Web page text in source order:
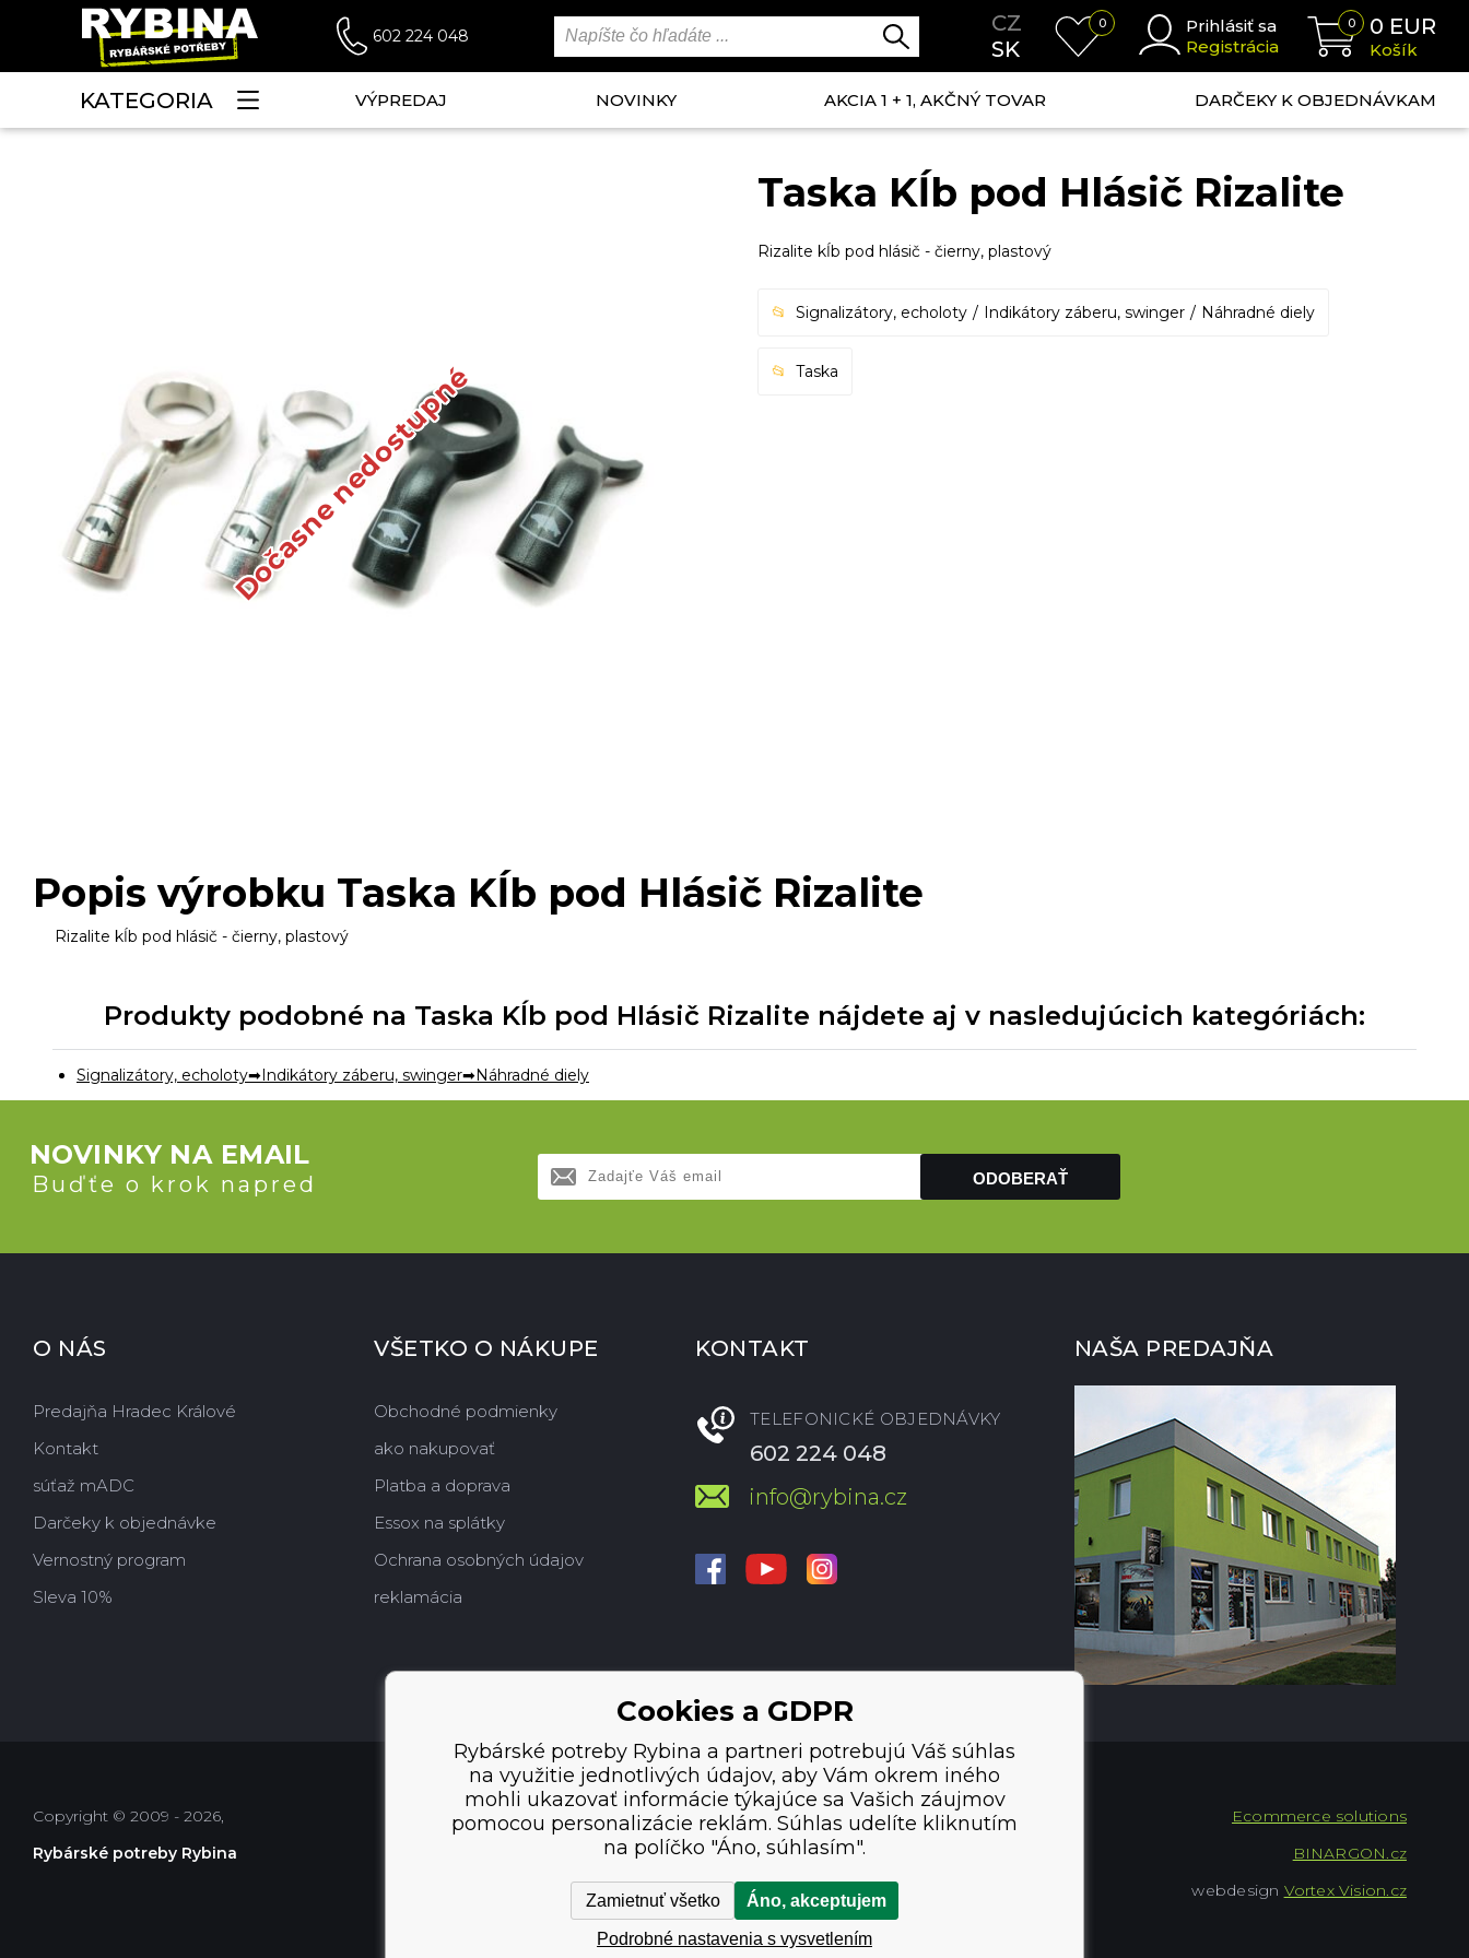
602 224 048
CZ
SK
0
Prihlásiť sa
Registrácia
0 0 EUR
Košík
KATEGORIA VÝPREDAJ NOVINKY AKCIA 1 + 1, AKČNÝ TOVAR DARČEKY K OBJEDNÁVKAM
Dočasne nedostupné
Taska Kĺb pod Hlásič Rizalite
Rizalite kĺb pod hlásič - čierny, plastový
Signalizátory, echoloty Indikátory záberu, swinger Náhradné diely
Taska
Popis výrobku Taska Kĺb pod Hlásič Rizalite
Rizalite kĺb pod hlásič - čierny, plastový
Produkty podobné na Taska Kĺb pod Hlásič Rizalite nájdete aj v nasledujúcich kategóriách:
Signalizátory, echoloty Indikátory záberu, swinger Náhradné diely
NOVINKY NA EMAIL
Buďťe o krok napred ODOBERAŤ
O NÁS
Predajňa Hradec Králové
Kontakt
súťaž mADC
Darčeky k objednávke
Vernostný program
Sleva 10%
VŠETKO O NÁKUPE
Obchodné podmienky
ako nakupovať
Platba a doprava
Essox na splátky
Ochrana osobných údajov
reklamácia
KONTAKT
TELEFONICKÉ OBJEDNÁVKY
602 224 048
info@rybina.cz
NAŠA PREDAJŇA
Copyright © 2009 - 2026,
Rybárské potreby Rybina
Ecommerce solutions
BINARGON.cz
webdesign Vortex Vision.cz
Cookies a GDPR
Rybárské potreby Rybina a partneri potrebujú Váš súhlas
na využitie jednotlivých údajov, aby Vám okrem iného
mohli ukazovať informácie týkajúce sa Vašich záujmov
pomocou personalizácie reklám. Súhlas udelíte kliknutím
na políčko "Áno, súhlasím".
Zamietnuť všetko Áno, akceptujem
Podrobné nastavenia s vysvetlením